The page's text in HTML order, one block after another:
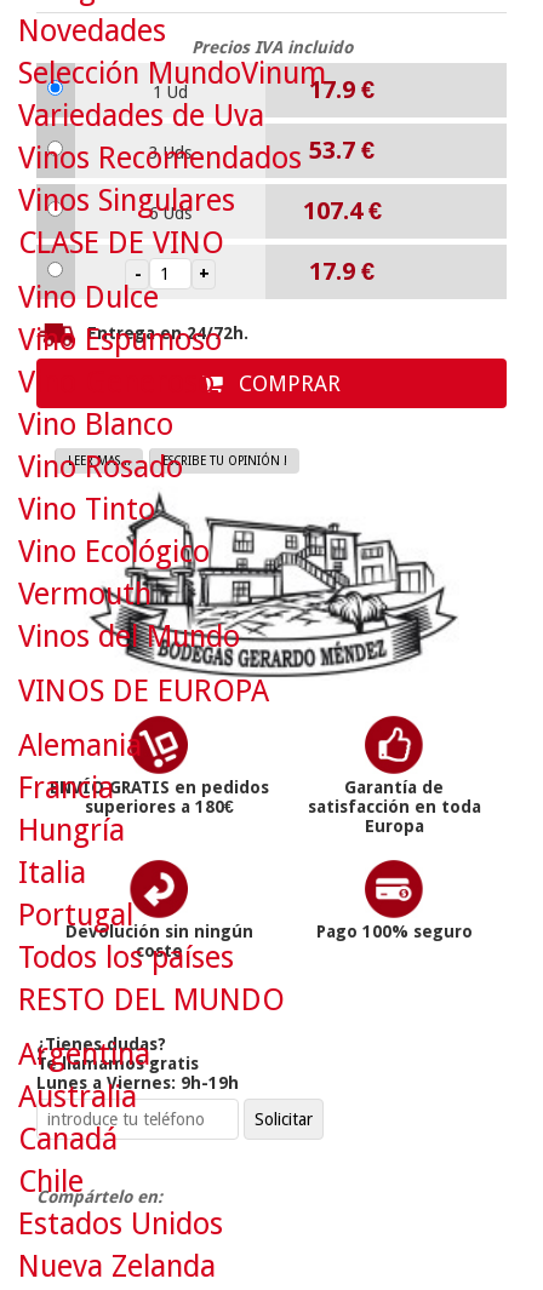
Precios IVA incluido
1 Ud 17.9 €
3 Uds 53.7 €
6 Uds 107.4€
17.9 €
Entrega en 24/72h.
COMPRAR
LEER MAS... ESCRIBE TU OPINIÓN !
ENVÍO GRATIS en pedidos
superiores a 180€
Garantía de
satisfacción en toda
Europa
Devolución sin ningún
coste
Pago 100% seguro
¿Tienes dudas?
Te llamamos gratis
Lunes a Viernes: 9h-19h
Compártelo en:
Novedades
Selección MundoVinum
Variedades de Uva
Vinos Recomendados
Vinos Singulares
CLASE DE VINO
Vino Dulce
Vino Espumoso
Vino Generoso
Vino Blanco
Vino Rosado
Vino Tinto
Vino Ecológico
Vermouth
Vinos del Mundo
VINOS DE EUROPA
Alemania
Francia
Hungría
Italia
Portugal
Todos los países
RESTO DEL MUNDO
Argentina
Australia
Canadá
Chile
Estados Unidos
Nueva Zelanda